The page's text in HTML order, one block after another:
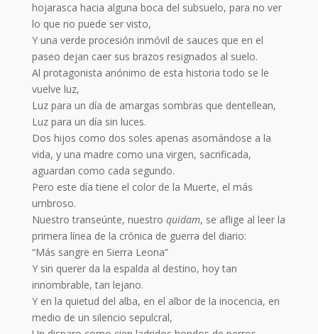
hojarasca hacia alguna boca del subsuelo, para no ver
lo que no puede ser visto,
Y una verde procesión inmóvil de sauces que en el
paseo dejan caer sus brazos resignados al suelo.
Al protagonista anónimo de esta historia todo se le
vuelve luz,
Luz para un día de amargas sombras que dentellean,
Luz para un día sin luces.
Dos hijos como dos soles apenas asomándose a la
vida, y una madre como una virgen, sacrificada,
aguardan como cada segundo.
Pero este día tiene el color de la Muerte, el más
umbroso.
Nuestro transeúnte, nuestro quidam, se aflige al leer la
primera línea de la crónica de guerra del diario:
“Más sangre en Sierra Leona”
Y sin querer da la espalda al destino, hoy tan
innombrable, tan lejano.
Y en la quietud del alba, en el albor de la inocencia, en
medio de un silencio sepulcral,